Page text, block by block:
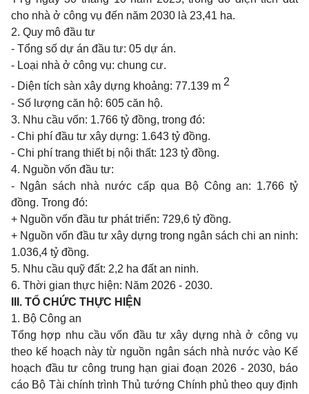
cho nhà ở công vụ đến năm 2030 là 23,41 ha.
2. Quy mô đầu tư
- Tổng số dự án đầu tư: 05 dự án.
- Loại nhà ở công vụ: chung cư.
- Diện tích sàn xây dựng khoảng: 77.139 m 2
- Số lượng căn hộ: 605 căn hộ.
3. Nhu cầu vốn: 1.766 tỷ đồng, trong đó:
- Chi phí đầu tư xây dựng: 1.643 tỷ đồng.
- Chi phí trang thiết bị nội thất: 123 tỷ đồng.
4. Nguồn vốn đầu tư:
- Ngân sách nhà nước cấp qua Bộ Công an: 1.766 tỷ
đồng. Trong đó:
+ Nguồn vốn đầu tư phát triển: 729,6 tỷ đồng.
+ Nguồn vốn đầu tư xây dựng trong ngân sách chi an ninh:
1.036,4 tỷ đồng.
5. Nhu cầu quỹ đất: 2,2 ha đất an ninh.
6. Thời gian thực hiện: Năm 2026 - 2030.
III. TỔ CHỨC THỰC HIỆN
1. Bộ Công an
Tổng hợp nhu cầu vốn đầu tư xây dựng nhà ở công vụ
theo kế hoạch này từ nguồn ngân sách nhà nước vào Kế
hoạch đầu tư công trung hạn giai đoạn 2026 - 2030, báo
cáo Bộ Tài chính trình Thủ tướng Chính phủ theo quy định